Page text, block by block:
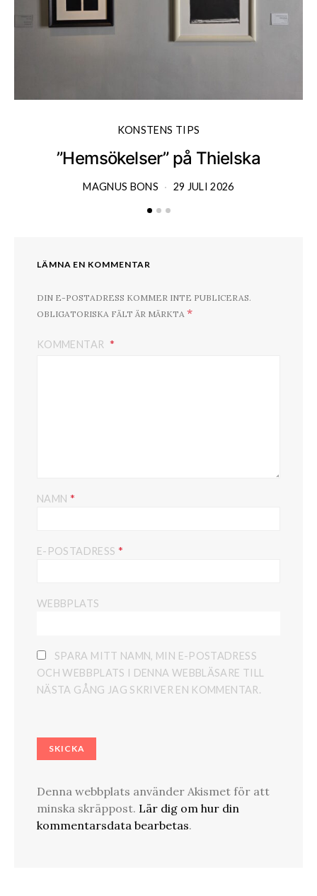
KONSTENS TIPS
”Hemsökelser” på Thielska
MAGNUS BONS 29 JULI 2026
LÄMNA EN KOMMENTAR
DIN E-POSTADRESS KOMMER INTE PUBLICERAS.
OBLIGATORISKA FÄLT ÄR MÄRKTA *
KOMMENTAR
NAMN *
E-POSTADRESS *
WEBBPLATS
SPARA MITT NAMN, MIN E-POSTADRESS
OCH WEBBPLATS I DENNA WEBBLÄSARE TILL
NÄSTA GÅNG JAG SKRIVER EN KOMMENTAR.
Denna webbplats använder Akismet för att
minska skräppost. Lär dig om hur din
kommentarsdata bearbetas.